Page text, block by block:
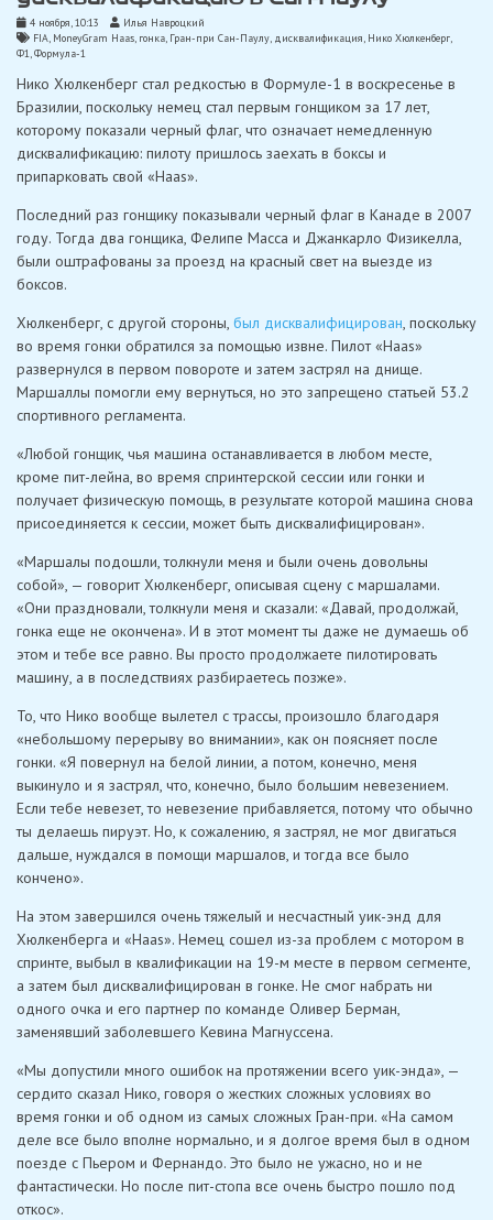
4 ноября, 10:13
Илья Навроцкий
FIA MoneyGram Haas гонка Гран-при Сан-Паулу дисквалификация Нико Хюлкенберг
Ф1 Формула-1
Нико Хюлкенберг стал редкостью в Формуле-1 в воскресенье в
Бразилии, поскольку немец стал первым гонщиком за 17 лет,
которому показали черный флаг, что означает немедленную
дисквалификацию: пилоту пришлось заехать в боксы и
припарковать свой «Haas».
Последний раз гонщику показывали черный флаг в Канаде в 2007
году. Тогда два гонщика, Фелипе Масса и Джанкарло Физикелла,
были оштрафованы за проезд на красный свет на выезде из
боксов.
Хюлкенберг, с другой стороны, был дисквалифицирован , поскольку
во время гонки обратился за помощью извне. Пилот «Haas»
развернулся в первом повороте и затем застрял на днище.
Маршаллы помогли ему вернуться, но это запрещено статьей 53.2
спортивного регламента.
«Любой гонщик, чья машина останавливается в любом месте,
кроме пит-лейна, во время спринтерской сессии или гонки и
получает физическую помощь, в результате которой машина снова
присоединяется к сессии, может быть дисквалифицирован».
«Маршалы подошли, толкнули меня и были очень довольны
собой», — говорит Хюлкенберг, описывая сцену с маршалами.
«Они праздновали, толкнули меня и сказали: «Давай, продолжай,
гонка еще не окончена». И в этот момент ты даже не думаешь об
этом и тебе все равно. Вы просто продолжаете пилотировать
машину, а в последствиях разбираетесь позже».
То, что Нико вообще вылетел с трассы, произошло благодаря
«небольшому перерыву во внимании», как он поясняет после
гонки. «Я повернул на белой линии, а потом, конечно, меня
выкинуло и я застрял, что, конечно, было большим невезением.
Если тебе невезет, то невезение прибавляется, потому что обычно
ты делаешь пируэт. Но, к сожалению, я застрял, не мог двигаться
дальше, нуждался в помощи маршалов, и тогда все было
кончено».
На этом завершился очень тяжелый и несчастный уик-энд для
Хюлкенберга и «Haas». Немец сошел из-за проблем с мотором в
спринте, выбыл в квалификации на 19-м месте в первом сегменте,
а затем был дисквалифицирован в гонке. Не смог набрать ни
одного очка и его партнер по команде Оливер Берман,
заменявший заболевшего Кевина Магнуссена.
«Мы допустили много ошибок на протяжении всего уик-энда», —
сердито сказал Нико, говоря о жестких сложных условиях во
время гонки и об одном из самых сложных Гран-при. «На самом
деле все было вполне нормально, и я долгое время был в одном
поезде с Пьером и Фернандо. Это было не ужасно, но и не
фантастически. Но после пит-стопа все очень быстро пошло под
откос».